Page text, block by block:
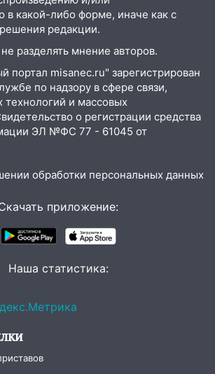
«Симбирскую чебурашку»
«ФормАРТ»
область стала
проекта
долголетие»
погоды в Ульяновской
августа
Ульяновской
поступили шесть
ИВЛ
районе
дороги, ставят остановки
новое освещение
установили ещё
под открытым небом
госуниверситете
в какой-либо форме, иначе как с
редакции.
разделять мнение авторов.
портал misanec.ru" зарегистрирован
по надзору в сфере связи,
и массовых
о регистрации средства
ЭЛ №ФС 77 - 61045 от
обработки персональных данных
приложение:
Наша статистика: